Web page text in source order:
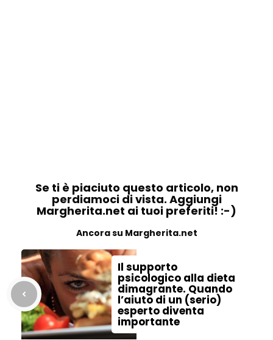
Se ti è piaciuto questo articolo, non
perdiamoci di vista. Aggiungi
Margherita.net ai tuoi preferiti! :-)
Ancora su Margherita.net
Il supporto
psicologico alla dieta
dimagrante. Quando
l’aiuto di un (serio)
esperto diventa
importante